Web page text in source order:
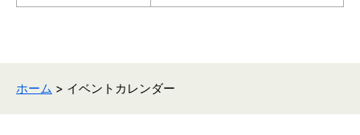
ホーム > イベントカレンダー